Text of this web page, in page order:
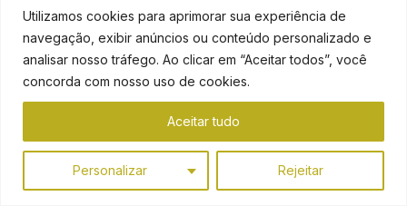
Utilizamos cookies para aprimorar sua experiência de
navegação, exibir anúncios ou conteúdo personalizado e
analisar nosso tráfego. Ao clicar em “Aceitar todos”, você
concorda com nosso uso de cookies.
Personalizar Rejeitar
Aceitar tudo
MODA SUSTENTÁVEL CELEBRIDADES
GREEN GLAMOUR: VESTIDO ECO-
FRIENDLY VERSACE PARA GISELE
BÜNDCHEN NO MET GALA